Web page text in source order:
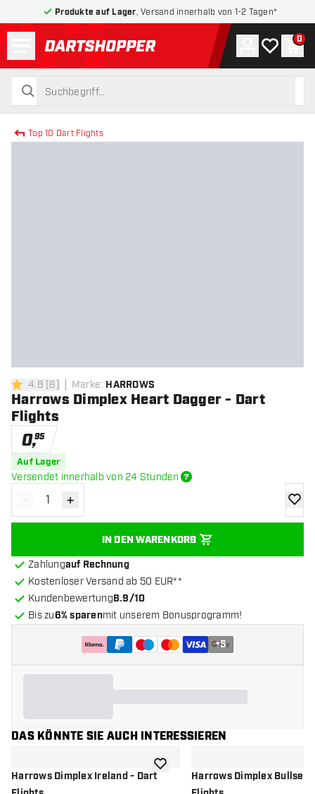
Produkte auf Lager , Versand innerhalb von 1-2 Tagen*
zurück zur Startseite
suchen
suchen
Konto
Meine 0
Top 10 Dart Flights
4.8 Bewertungssterne
4.8 [6] Marke: HARROWS
Harrows Dimplex Heart Dagger - Dart
Flights
0,95
Auf Lager
Versendet innerhalb von 24 Stunden
Menge verringern
- Menge erhöhen
+
IN DEN WARENKORB
Zur
Zahlungauf Rechnung
Kostenloser Versand ab 50 EUR**
Kundenbewertung8.9/10
Bis zu6% sparenmit unserem Bonusprogramm!
+5
DAS KÖNNTE SIE AUCH INTERESSIEREN
Harrows Dimplex Ireland - DartZur Wunschliste hinzufügen
Harrows Dimplex